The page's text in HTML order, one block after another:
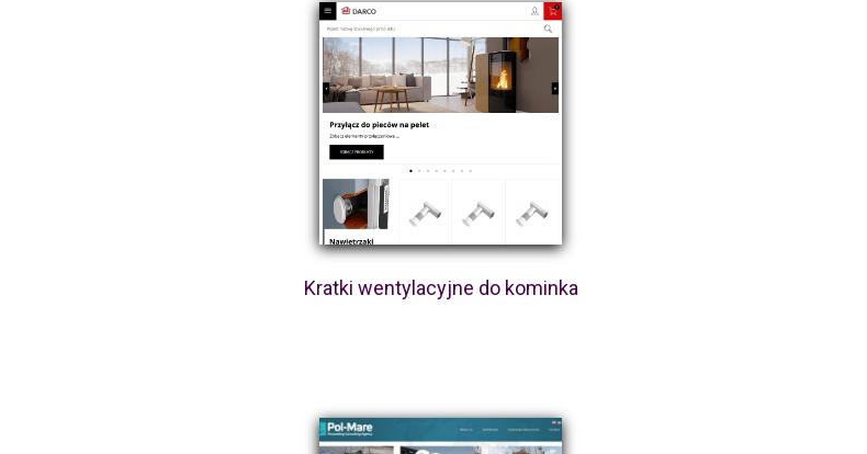
Kratki wentylacyjne do kominka